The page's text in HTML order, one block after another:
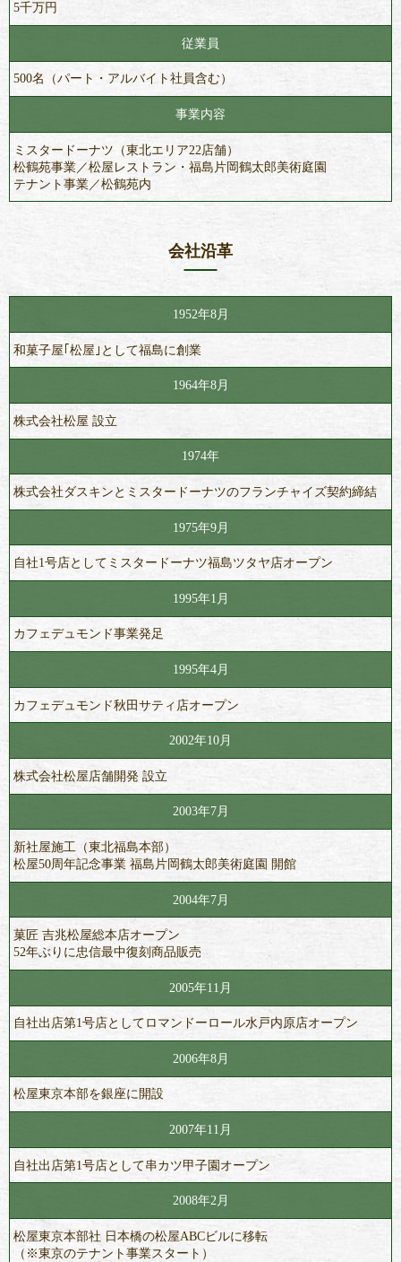
5千万円
従業員
500名（パート・アルバイト社員含む）
事業内容
ミスタードーナツ（東北エリア22店舗）
松鶴苑事業／松屋レストラン・福島片岡鶴太郎美術庭園
テナント事業／松鶴苑内
会社沿革
1952年8月
和菓子屋｢松屋｣として福島に創業
1964年8月
株式会社松屋 設立
1974年
株式会社ダスキンとミスタードーナツのフランチャイズ契約締結
1975年9月
自社1号店としてミスタードーナツ福島ツタヤ店オープン
1995年1月
カフェデュモンド事業発足
1995年4月
カフェデュモンド秋田サティ店オープン
2002年10月
株式会社松屋店舗開発 設立
2003年7月
新社屋施工（東北福島本部）
松屋50周年記念事業 福島片岡鶴太郎美術庭園 開館
2004年7月
菓匠 吉兆松屋総本店オープン
52年ぶりに忠信最中復刻商品販売
2005年11月
自社出店第1号店としてロマンドーロール水戸内原店オープン
2006年8月
松屋東京本部を銀座に開設
2007年11月
自社出店第1号店として串カツ甲子園オープン
2008年2月
松屋東京本部社 日本橋の松屋ABCビルに移転
（※東京のテナント事業スタート）